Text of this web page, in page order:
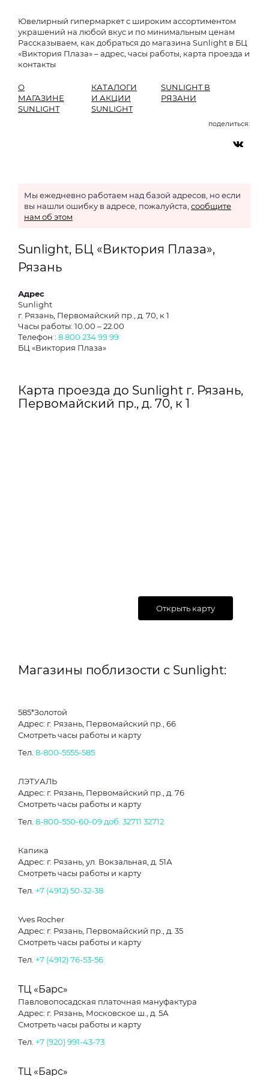
Ювелирный гипермаркет с широким ассортиментом
украшений на любой вкус и по минимальным ценам
Рассказываем, как добраться до магазина Sunlight в БЦ
«Виктория Плаза» – адрес, часы работы, карта проезда и
контакты
О
МАГАЗИНЕ
SUNLIGHT
КАТАЛОГИ
И АКЦИИ
SUNLIGHT
SUNLIGHT В
РЯЗАНИ
поделиться:
Мы ежедневно работаем над базой адресов, но если
вы нашли ошибку в адресе, пожалуйста, сообщите
нам об этом
Sunlight, БЦ «Виктория Плаза»,
Рязань
Адрес
Sunlight
г. Рязань, Первомайский пр., д. 70, к 1
Часы работы: 10.00 – 22.00
Телефон : 8 800 234 99 99
БЦ «Виктория Плаза»
Карта проезда до Sunlight г. Рязань,
Первомайский пр., д. 70, к 1
Открыть карту
Магазины поблизости с Sunlight:
585*Золотой
Адрес: г. Рязань, Первомайский пр., 66
Смотреть часы работы и карту
Тел. 8-800-5555-585
ЛЭТУАЛЬ
Адрес: г. Рязань, Первомайский пр., д. 76
Смотреть часы работы и карту
Тел. 8-800-550-60-09 доб. 32711 32712
Капика
Адрес: г. Рязань, ул. Вокзальная, д. 51А
Смотреть часы работы и карту
Тел. +7 (4912) 50-32-38
Yves Rocher
Адрес: г. Рязань, Первомайский пр., д. 35
Смотреть часы работы и карту
Тел. +7 (4912) 76-53-56
ТЦ «Барс»
Павловопосадская платочная мануфактура
Адрес: г. Рязань, Московское ш., д. 5А
Смотреть часы работы и карту
Тел. +7 (920) 991-43-73
ТЦ «Барс»